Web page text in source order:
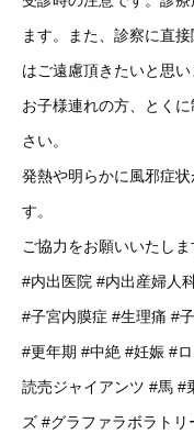
ます。また、診察に直
はご遠慮頂きたいと思い
お子様連れの方、とく
さい。
発熱や明らかに風邪症
す。
ご協力をお願いいたしま
#内出医院 #内出産婦人
#子宮内膜症 #生理痛 #
#更年期 #中絶 #妊娠 #
読売ジャイアンツ #馬 #
ズ #グラファラボラトリ